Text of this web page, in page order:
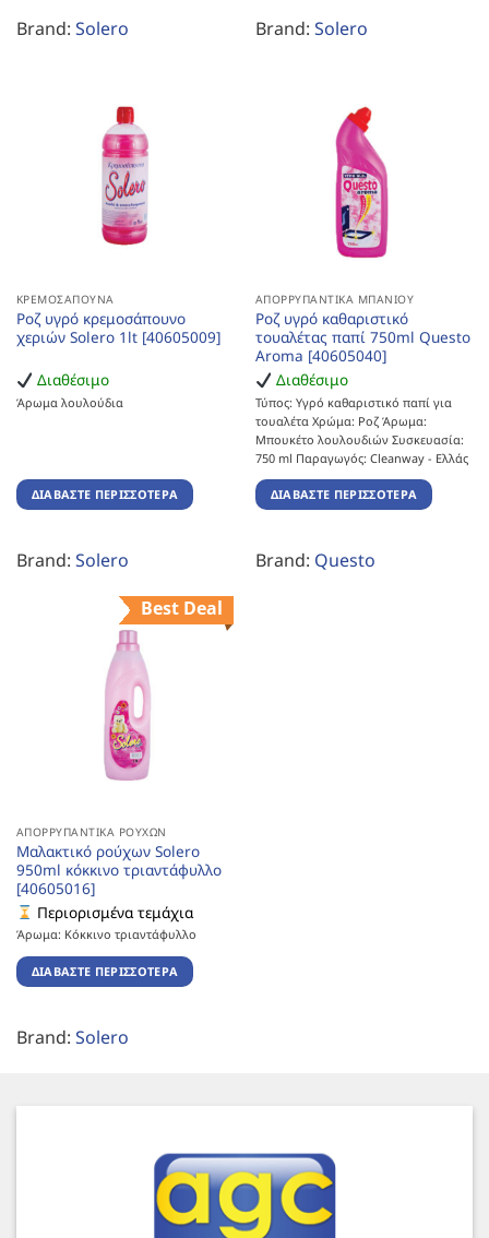
Brand: Solero Brand: Solero
ΚΡΕΜΟΣΆΠΟΥΝΑ
Ροζ υγρό κρεμοσάπουνο
χεριών Solero 1lt [40605009]
Διαθέσιμο
Άρωμα λουλούδια
ΔΙΑΒΆΣΤΕ ΠΕΡΙΣΣΌΤΕΡΑ
Brand: Solero
ΑΠΟΡΡΥΠΑΝΤΙΚΆ ΜΠΆΝΙΟΥ
Ροζ υγρό καθαριστικό
τουαλέτας παπί 750ml Questo
Aroma [40605040]
Διαθέσιμο
Τύπος: Υγρό καθαριστικό παπί για
τουαλέτα Χρώμα: Ροζ Άρωμα:
Μπουκέτο λουλουδιών Συσκευασία:
750 ml Παραγωγός: Cleanway - Ελλάς
ΔΙΑΒΆΣΤΕ ΠΕΡΙΣΣΌΤΕΡΑ
Brand: Questo
Best Deal
ΑΠΟΡΡΥΠΑΝΤΙΚΆ ΡΟΎΧΩΝ
Μαλακτικό ρούχων Solero
950ml κόκκινο τριαντάφυλλο
[40605016]
Περιορισμένα τεμάχια
Άρωμα: Κόκκινο τριαντάφυλλο
ΔΙΑΒΆΣΤΕ ΠΕΡΙΣΣΌΤΕΡΑ
Brand: Solero